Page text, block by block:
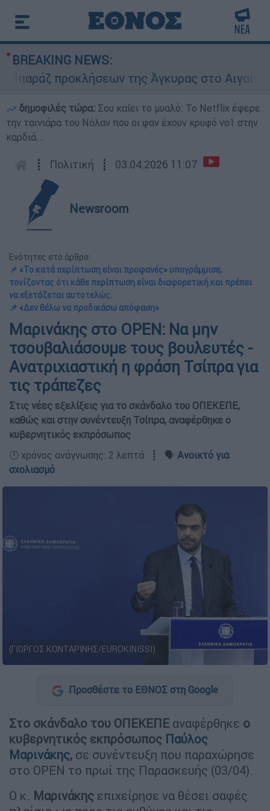
BREAKING NEWS:
προκλήσεων της Άγκυρας στο Αιγαίο:
δημοφιλές τώρα: Σου καίει το μυαλό: Το Netflix έφερε
την ταινιάρα του Νόλαν που οι φαν έχουν κρυφό νο1 στην
καρδιά...
┋ Πολιτική ┋ 03.04.2026 11:07
Newsroom
Ενότητες στο άρθρο:
📌 «Το κατά περίπτωση είναι προφανές» υπογράμμισε,
τονίζοντας ότι κάθε περίπτωση είναι διαφορετική και πρέπει
να εξετάζεται αυτοτελώς.
📌 «Δεν θέλω να προδικάσω απόφαση»
Μαρινάκης στο OPEN: Να μην
τσουβαλιάσουμε τους βουλευτές -
Aνατριχιαστική η φράση Τσίπρα για
τις τράπεζες
Στις νέες εξελίξεις για το σκάνδαλο του ΟΠΕΚΕΠΕ,
καθώς και στην συνέντευξη Τσίπρα, αναφέρθηκε ο
κυβερνητικός εκπρόσωπος
🕛 χρόνος ανάγνωσης: 2 λεπτά ┋ 🗣️ Ανοικτό για
σχολιασμό
(ΓΙΩΡΓΟΣ ΚΟΝΤΑΡΙΝΗΣ/EUROKINISSI)
Προσθέστε το ΕΘΝΟΣ στη Google
Στο σκάνδαλο του ΟΠΕΚΕΠΕ αναφέρθηκε ο
κυβερνητικός εκπρόσωπος Παύλος
Μαρινάκης, σε συνέντευξη που παραχώρησε
στο OPEN το πρωί της Παρασκευής (03/04).
Ο κ. Μαρινάκης επιχείρησε να θέσει σαφές